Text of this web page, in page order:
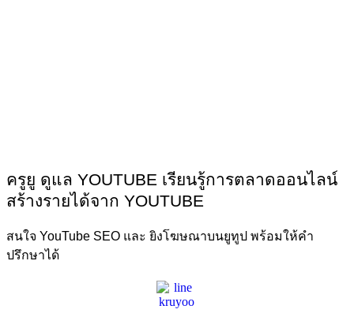
ครูยู ดูแล YOUTUBE เรียนรู้การตลาดออนไลน์
สร้างรายได้จาก YOUTUBE
สนใจ YouTube SEO และ ยิงโฆษณาบนยูทูป พร้อมให้คำ
ปรึกษาได้